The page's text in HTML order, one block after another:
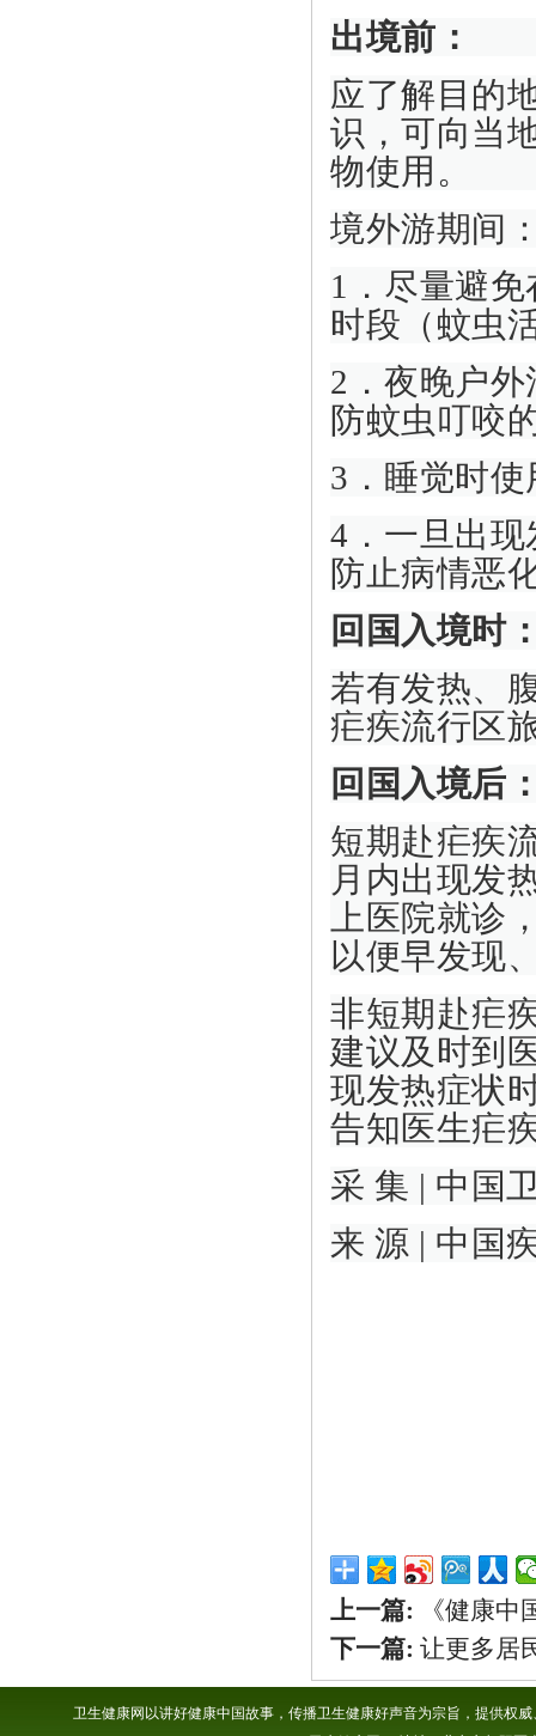
出境前：
应了解目的
识，可向当
物使用。
境外游期间
1．尽量避
时段（蚊虫
2．夜晚户
防蚊虫叮咬
3．睡觉时
4．一旦出
防止病情恶
回国入境时
若有发热、
疟疾流行区
回国入境后
短期赴疟疾
月内出现发
上医院就诊
以便早发现
非短期赴疟
建议及时到
现发热症状
告知医生疟
采 集 | 中国
来 源 | 中国
上一篇: 《健康中
下一篇: 让更多居
卫生健康网以讲好健康中国故事，传播卫生健康好声音为宗旨，提供权